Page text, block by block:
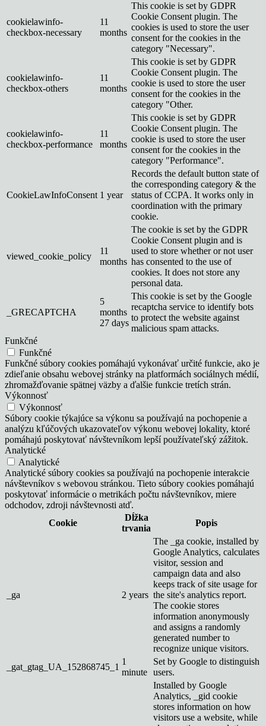
cookielawinfo-
checkbox-necessary
11
months
This cookie is set by GDPR
Cookie Consent plugin. The
cookies is used to store the user
consent for the cookies in the
category "Necessary".
cookielawinfo-
checkbox-others
11
months
This cookie is set by GDPR
Cookie Consent plugin. The
cookie is used to store the user
consent for the cookies in the
category "Other.
cookielawinfo-
checkbox-performance
11
months
This cookie is set by GDPR
Cookie Consent plugin. The
cookie is used to store the user
consent for the cookies in the
category "Performance".
CookieLawInfoConsent 1 year
Records the default button state of
the corresponding category & the
status of CCPA. It works only in
coordination with the primary
cookie.
viewed_cookie_policy
11
months
The cookie is set by the GDPR
Cookie Consent plugin and is
used to store whether or not user
has consented to the use of
cookies. It does not store any
personal data.
_GRECAPTCHA
5
months
27 days
This cookie is set by the Google
recaptcha service to identify bots
to protect the website against
malicious spam attacks.
Funkčné
Funkčné
Funkčné súbory cookies pomáhajú vykonávať určité funkcie, ako je
zdieľanie obsahu webovej stránky na platformách sociálnych médií,
zhromažďovanie spätnej väzby a ďalšie funkcie tretích strán.
Výkonnosť
Výkonnosť
Súbory cookie týkajúce sa výkonu sa používajú na pochopenie a
analýzu kľúčových ukazovateľov výkonu webovej lokality, ktoré
pomáhajú poskytovať návštevníkom lepší používateľský zážitok.
Analytické
Analytické
Analytické súbory cookies sa používajú na pochopenie interakcie
návštevníkov s webovou stránkou. Tieto súbory cookies pomáhajú
poskytovať informácie o metrikách počtu návštevníkov, miere
odchodov, zdroji návštevnosti atď.
Cookie
Dĺžka
trvania
Popis
_ga 2 years
The _ga cookie, installed by
Google Analytics, calculates
visitor, session and
campaign data and also
keeps track of site usage for
the site's analytics report.
The cookie stores
information anonymously
and assigns a randomly
generated number to
recognize unique visitors.
_gat_gtag_UA_152868745_1
1
minute
Set by Google to distinguish
users.
Installed by Google
Analytics, _gid cookie
stores information on how
visitors use a website, while